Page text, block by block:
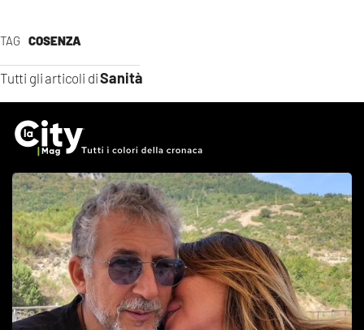
TAG COSENZA
Tutti gli articoli diSanità